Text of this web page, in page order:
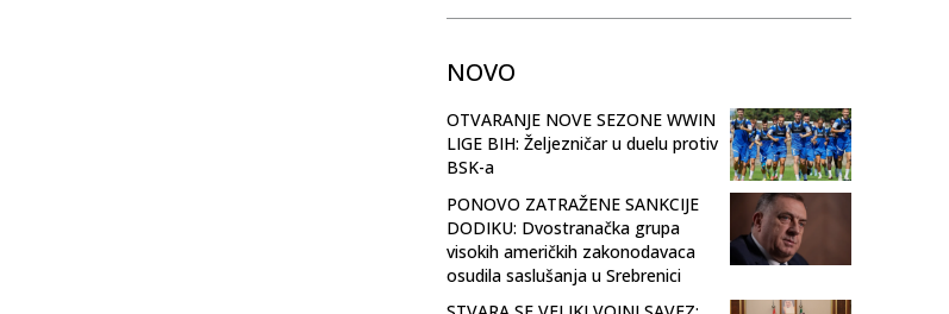
NOVO
OTVARANJE NOVE SEZONE WWIN
LIGE BIH: Željezničar u duelu protiv
BSK-a
PONOVO ZATRAŽENE SANKCIJE
DODIKU: Dvostranačka grupa
visokih američkih zakonodavaca
osudila saslušanja u Srebrenici